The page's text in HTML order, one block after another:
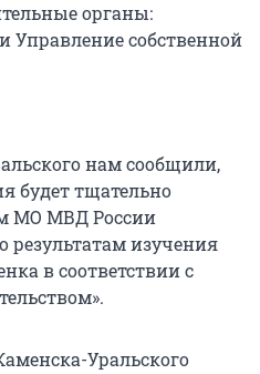
органы:
Управление собственной
нам сообщили,
будет тщательно
МО МВД России
результатам изучения
в соответствии с
Уральского